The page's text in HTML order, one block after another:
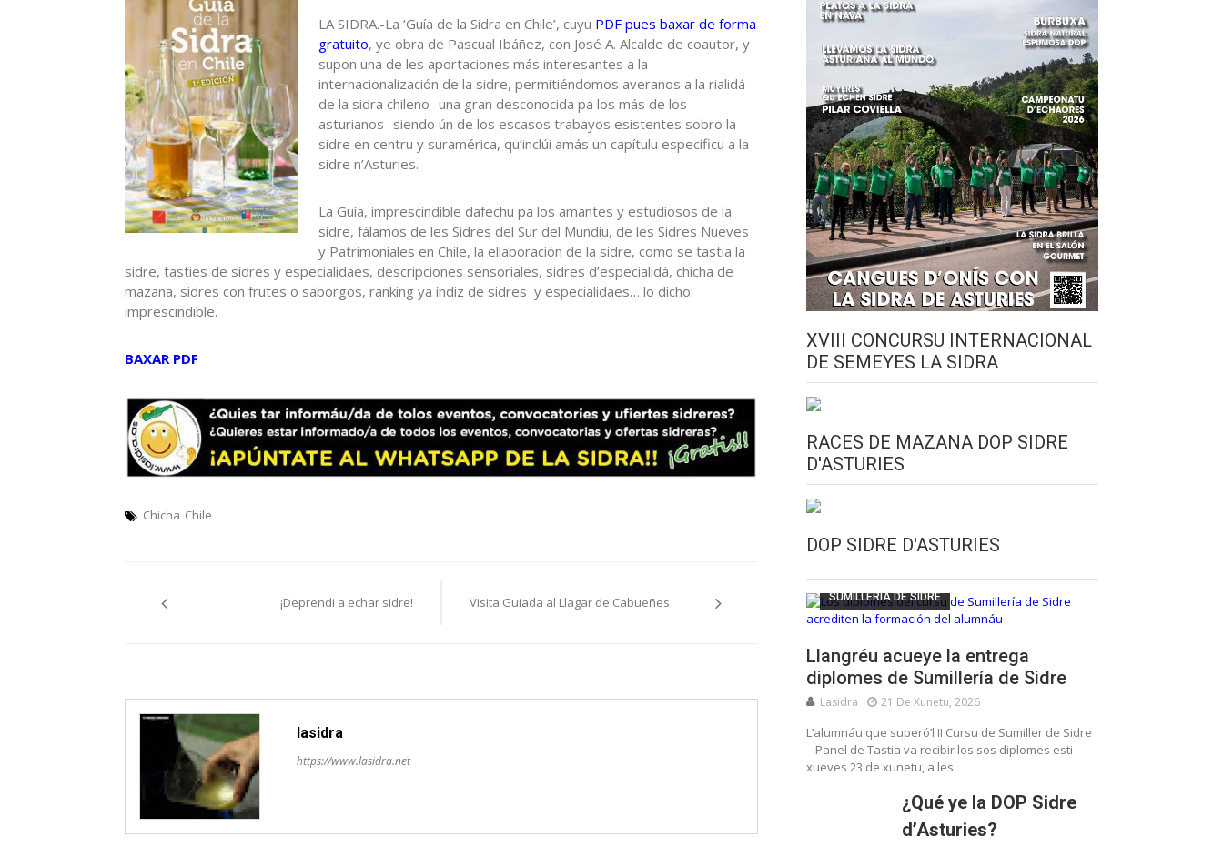
LA SIDRA.-La ‘Guía de la Sidra en Chile’, cuyu PDF pues baxar de forma
gratuito, ye obra de Pascual Ibáñez, con José A. Alcalde de coautor, y
supon una de les aportaciones más interesantes a la
internacionalización de la sidre, permitiéndomos averanos a la rialidá
de la sidra chileno -una gran desconocida pa los más de los
asturianos- siendo ún de los escasos trabayos esistentes sobro la
sidre en centru y suramérica, qu’inclúi amás un capítulu específicu a la
sidre n’Asturies.
La Guía, imprescindible dafechu pa los amantes y estudiosos de la
sidre, fálamos de les Sidres del Sur del Mundiu, de les Sidres Nueves
y Patrimoniales en Chile, la ellaboración de la sidre, como se tastia la
sidre, tasties de sidres y especialidaes, descripciones sensoriales, sidres d’especialidá, chicha de
mazana, sidres con frutes o saborgos, ranking ya índiz de sidres y especialidaes… lo dicho:
imprescindible.
BAXAR PDF
Chicha Chile
pelos
¡Deprendi a echar sidre! Visita Guiada al Llagar de Cabueñes
lasidra
https://www.lasidra.net
XVIII CONCURSU INTERNACIONAL
DE SEMEYES LA SIDRA
RACES DE MAZANA DOP SIDRE
D'ASTURIES
DOP SIDRE D'ASTURIES
ESCUELA DE SUMILLERÍA DE LA SIDRE
SUMILLERÍA DE SIDRE
Llangréu acueye la entrega
diplomes de Sumillería de Sidre
Lasidra 21 De Xunetu, 2026
L’alumnáu que superó’l II Cursu de Sumiller de Sidre
– Panel de Tastia va recibir los sos diplomes esti
xueves 23 de xunetu, a les
¿Qué ye la DOP Sidre
d’Asturies?